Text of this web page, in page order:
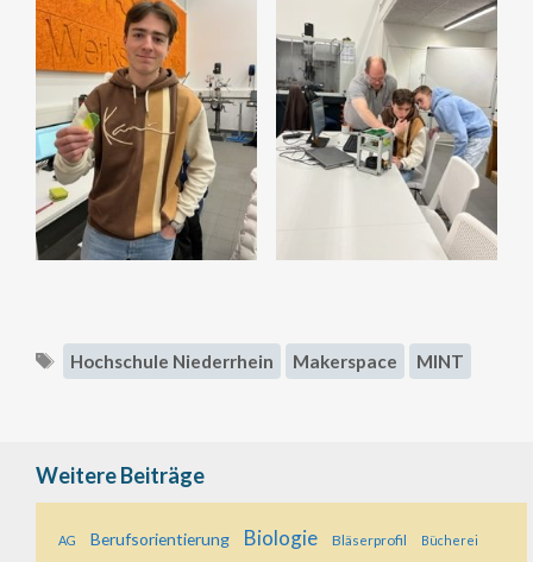
Schlagwörter
Hochschule Niederrhein Makerspace MINT
Weitere Beiträge
AG Berufsorientierung Biologie Bläserprofil Bücherei